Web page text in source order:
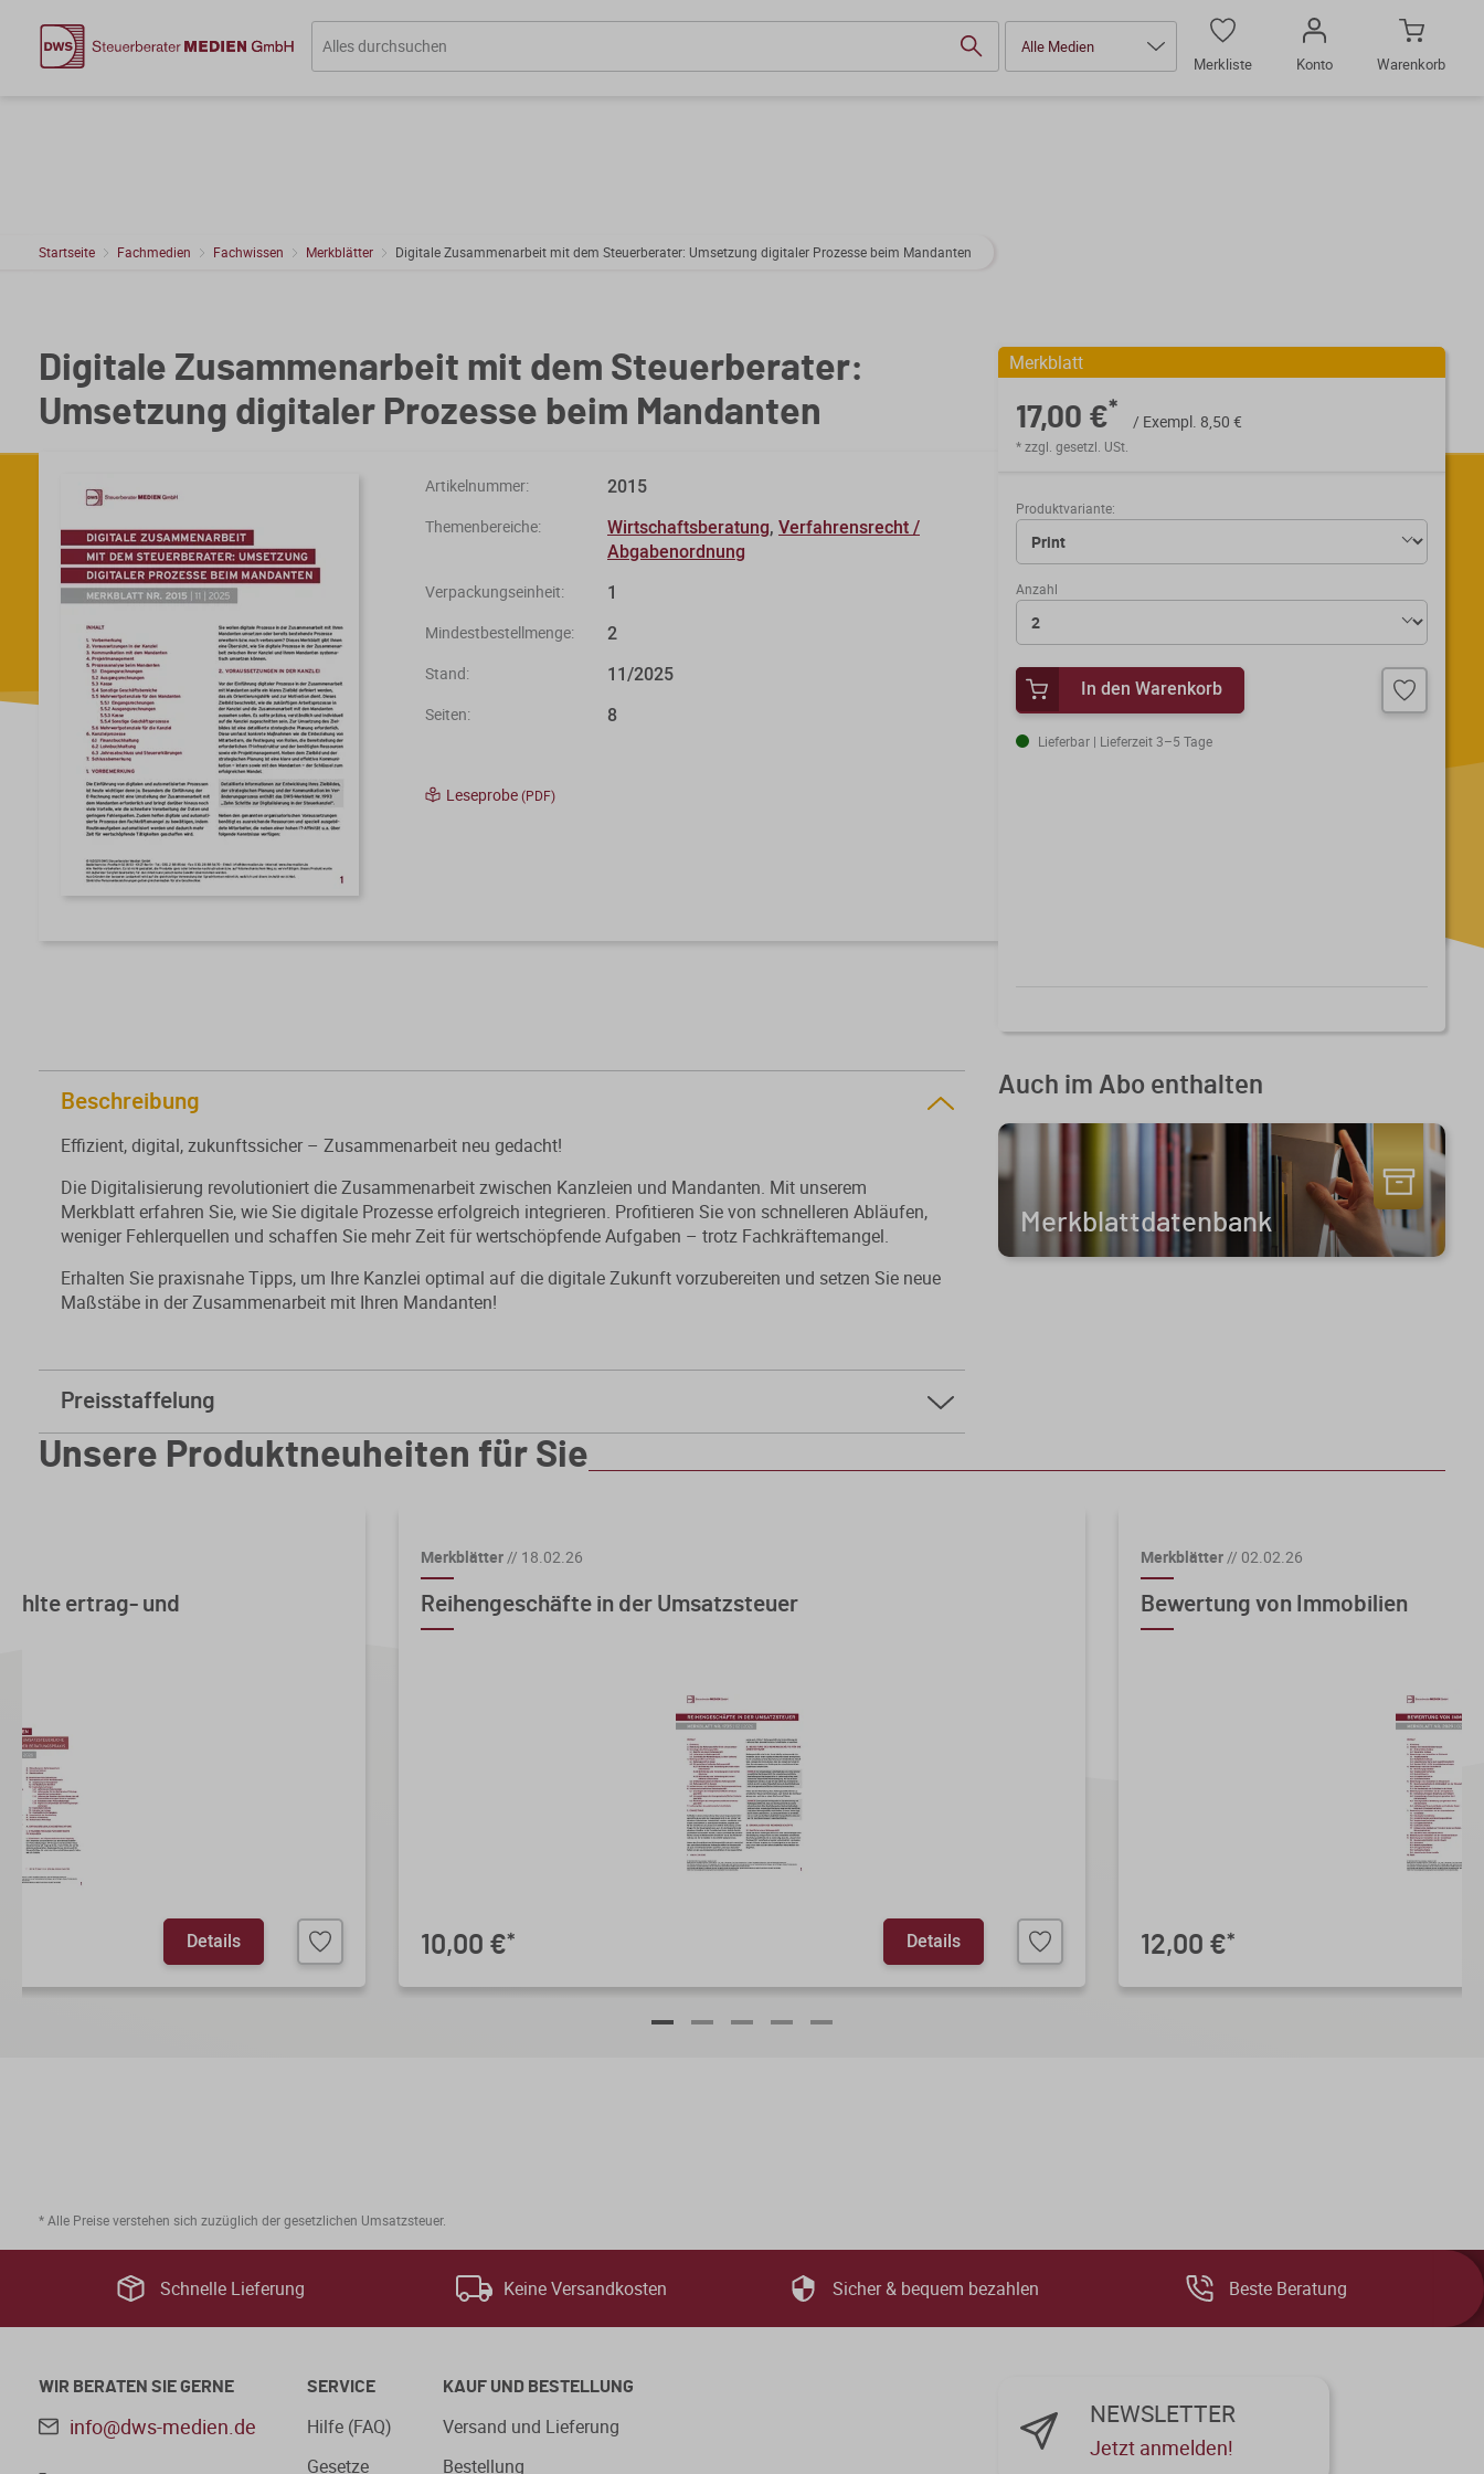
Alle Medien
Merkliste
Konto Warenkorb
Startseite Fachmedien Fachwissen Merkblätter Digitale Zusammenarbeit mit dem Steuerberater: Umsetzung digitaler Prozesse beim Mandanten
Digitale Zusammenarbeit mit dem Steuerberater:
Umsetzung digitaler Prozesse beim Mandanten
Artikelnummer: 2015
Themenbereiche: Wirtschaftsberatung, Verfahrensrecht /
Abgabenordnung
Verpackungseinheit: 1
Mindestbestellmenge: 2
Stand: 11/2025
Seiten: 8
Leseprobe(PDF)
Merkblatt
17,00 €*
/ Exempl. 8,50 €
* zzgl. gesetzl. USt.
Produktvariante:
Anzahl
In den Warenkorb
Lieferbar | Lieferzeit 3–5 Tage
Auch im Abo enthalten
Merkblattdatenbank
Beschreibung
Effizient, digital, zukunftssicher – Zusammenarbeit neu gedacht!
Die Digitalisierung revolutioniert die Zusammenarbeit zwischen Kanzleien und Mandanten. Mit unserem
Merkblatt erfahren Sie, wie Sie digitale Prozesse erfolgreich integrieren. Profitieren Sie von schnelleren Abläufen,
weniger Fehlerquellen und schaffen Sie mehr Zeit für wertschöpfende Aufgaben – trotz Fachkräftemangel.
Erhalten Sie praxisnahe Tipps, um Ihre Kanzlei optimal auf die digitale Zukunft vorzubereiten und setzen Sie neue
Maßstäbe in der Zusammenarbeit mit Ihren Mandanten!
Preisstaffelung
ab5 Stk.4,40 € * sparen Sie 48%
ab10 Stk.3,00 € * sparen Sie 65%
Unsere Produktneuheiten für Sie
ertrag- und
Details
Merkblätter// 18.02.26
Reihengeschäfte in der Umsatzsteuer
10,00 €* Details
Merkblätter// 02.02.26
Bewertung von Immobilien
12,00 €*
* Alle Preise verstehen sich zuzüglich der gesetzlichen Umsatzsteuer.
Schnelle Lieferung Keine Versandkosten Sicher & bequem bezahlen Beste Beratung
WIR BERATEN SIE GERNE
info@dws-medien.de
SERVICE
Hilfe (FAQ)
Gesetze
KAUF UND BESTELLUNG
Versand und Lieferung
Bestellung
NEWSLETTER
Jetzt anmelden!